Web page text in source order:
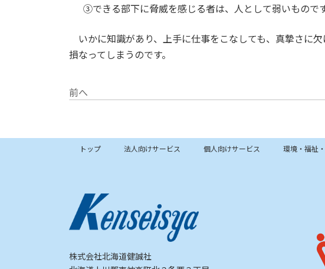
③できる部下に脅威を感じる者は、人として弱いものです
いかに知識があり、上手に仕事をこなしても、真摯さに
損なってしまうのです。
前へ
トップ 法人向けサービス 個人向けサービス 環境・福祉
株式会社北海道健誠社